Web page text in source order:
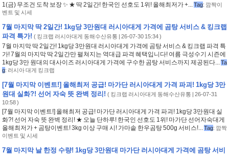
1(금) 무조건 도착 보장 ✨ ★ 딱 2일간! 한국인 선호도 1위! 올해최저가 +...Tag: 깜짝이
벤트 및 시세
7월 마지막 딱 2일간! 1kg당 3만원대 러시아대게 가격에 곰탕 서비스 & 킹크랩
파격 특가! ( 킹크랩 러시아대게 동해수산유통 | 26-07-30 15:34 )
7월 마지막 딱 2일간! 1kg당 3만원대 러시아대게 가격에 곰탕 서비스 & 킹크랩 파격 특
가! 7월의 마지막 딱 2일간만 펼쳐지는 역대급 파격 혜택입니다! 여름 극성수기 시즌에
1kg당 3만 원대의 대사이즈 러시아대게 가격에 구수한 곰탕 서비스까지 제공된다...Ta
g: 러시아 대게 킹크랩
[7월 마지막 이벤트!] 올해최저 공급! 마가단 러시아대게 가격 파괴! 1kg당 3만
원대 실화?! 선어 자숙 뜻 완벽 정리! ( 킹크랩 러시아대게 동해수산유통 | 26-07-31
10:58 )
[7월 마지막 이벤트!] 올해최저 공급! 마가단 러시아대게 가격 파괴! 1kg당 3만원대 실
화?! 선어 자숙 뜻 완벽 정리! ★ 오늘 단하루! 한국인 선호도 1위! 마가단 선어자숙대게
올해최저가 + 곰탕이벤트! 3kg 이상 구매 시! 가마솥 한우곰탕 500g 서비스!...Tag: 깜짝
이벤트 및 시세
7월 마지막 날 한정 수량! 1kg당 3만원대 마가단 러시아대게 가격에 곰탕 서비